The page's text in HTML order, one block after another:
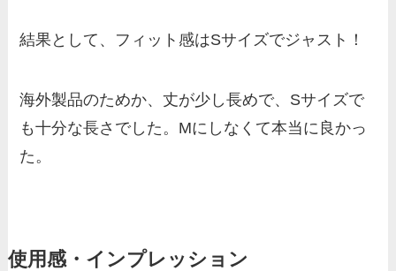
結果として、フィット感はSサイズでジャスト！
海外製品のためか、丈が少し長めで、Sサイズで
も十分な長さでした。Mにしなくて本当に良かっ
た。
使用感・インプレッション